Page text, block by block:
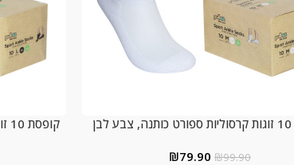
₪99.90
₪79.90
קופסת 10 זוגות קרסוליות ספורט כותנה, צבע שחור